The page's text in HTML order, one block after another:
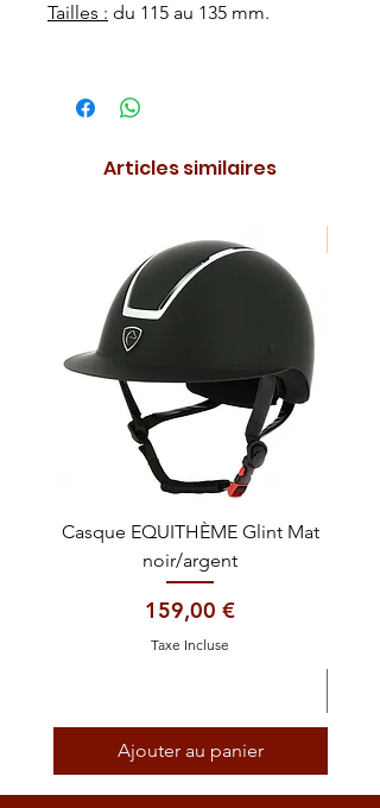
Tailles : du 115 au 135 mm.
Articles similaires
Casque EQUITHÈME Glint Mat
noir/argent
Prix
159,00 €
Taxe Incluse
Ajouter au panier